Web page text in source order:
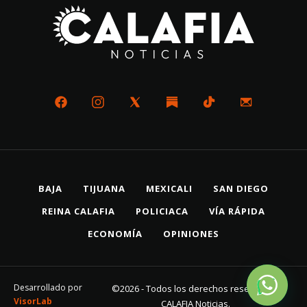
BAJA TIJUANA MEXICALI
SAN DIEGO
REINA CALAFIA
POLICIACA
VÍA RÁPIDA
ECONOMÍA
OPINIONES
Desarrollado por
VisorLab
©2026 - Todos los derechos reservados
CALAFIA Noticias.